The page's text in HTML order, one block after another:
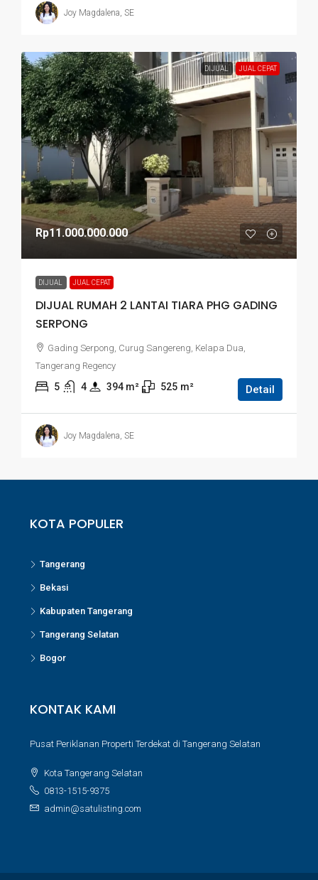
Joy Magdalena, SE
DIJUAL JUAL CEPAT
Rp11.000.000.000
DIJUAL JUAL CEPAT
DIJUAL RUMAH 2 LANTAI TIARA PHG GADING
SERPONG
Gading Serpong, Curug Sangereng, Kelapa Dua,
Tangerang Regency
5 4 394 m² 525 m² Detail
Joy Magdalena, SE
KOTA POPULER
Tangerang
Bekasi
Kabupaten Tangerang
Tangerang Selatan
Bogor
KONTAK KAMI
Pusat Periklanan Properti Terdekat di Tangerang Selatan
Kota Tangerang Selatan
0813-1515-9375
admin@satulisting.com